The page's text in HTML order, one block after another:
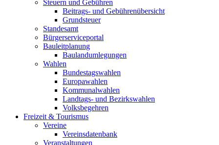
Steuern und Gebühren
Beitrags- und Gebührenübersicht
Grundsteuer
Standesamt
Bürgerserviceportal
Bauleitplanung
Baulandumlegungen
Wahlen
Bundestagswahlen
Europawahlen
Kommunalwahlen
Landtags- und Bezirkswahlen
Volksbegehren
Freizeit & Tourismus
Vereine
Vereinsdatenbank
Veranstaltungen